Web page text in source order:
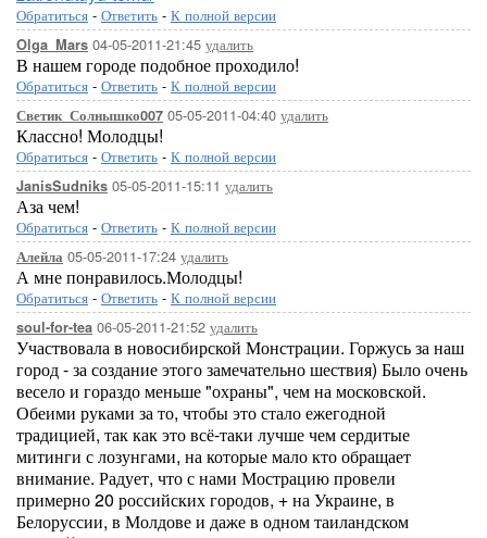
Обратиться - Ответить - К полной версии
Olga_Mars 04-05-2011-21:45 удалить
В нашем городе подобное проходило!
Обратиться - Ответить - К полной версии
Светик_Солнышко007 05-05-2011-04:40 удалить
Классно! Молодцы!
Обратиться - Ответить - К полной версии
JanisSudniks 05-05-2011-15:11 удалить
Аза чем!
Обратиться - Ответить - К полной версии
Алейла 05-05-2011-17:24 удалить
А мне понравилось.Молодцы!
Обратиться - Ответить - К полной версии
soul-for-tea 06-05-2011-21:52 удалить
Участвовала в новосибирской Монстрации. Горжусь за наш
город - за создание этого замечательно шествия) Было очень
весело и гораздо меньше "охраны", чем на московской.
Обеими руками за то, чтобы это стало ежегодной
традицией, так как это всё-таки лучше чем сердитые
митинги с лозунгами, на которые мало кто обращает
внимание. Радует, что с нами Мострацию провели
примерно 20 российских городов, + на Украине, в
Белоруссии, в Молдове и даже в одном таиландском